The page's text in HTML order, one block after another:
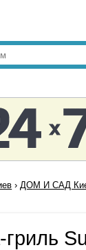
›ДОМ И САД